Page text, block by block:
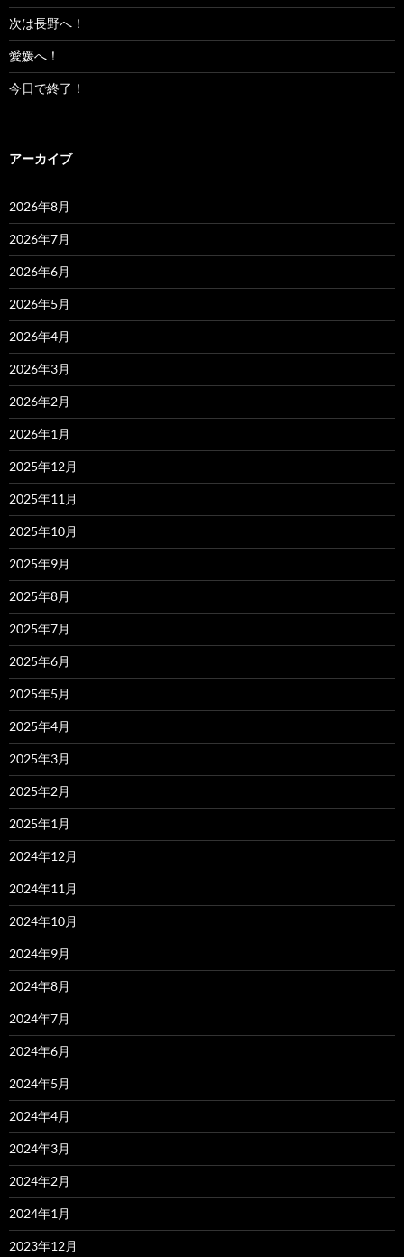
次は長野へ！
愛媛へ！
今日で終了！
アーカイブ
2026年8月
2026年7月
2026年6月
2026年5月
2026年4月
2026年3月
2026年2月
2026年1月
2025年12月
2025年11月
2025年10月
2025年9月
2025年8月
2025年7月
2025年6月
2025年5月
2025年4月
2025年3月
2025年2月
2025年1月
2024年12月
2024年11月
2024年10月
2024年9月
2024年8月
2024年7月
2024年6月
2024年5月
2024年4月
2024年3月
2024年2月
2024年1月
2023年12月